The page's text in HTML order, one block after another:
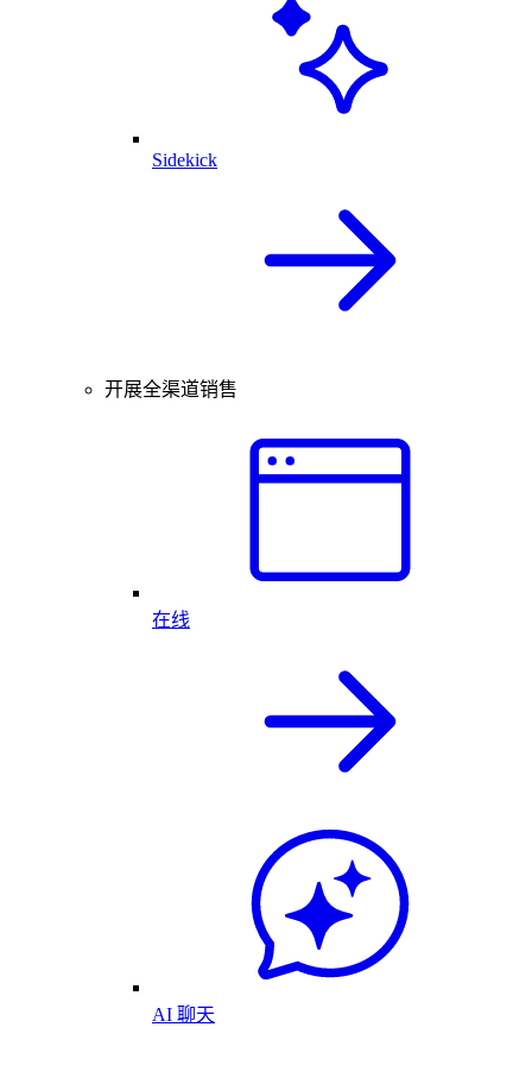
Sidekick
开展全渠道销售
在线
AI 聊天